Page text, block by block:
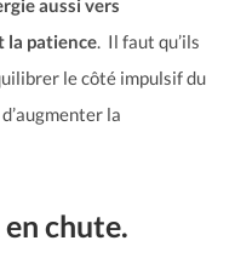
aussi vers
la patience. Il faut qu’ils
le côté impulsif du
la
chute.